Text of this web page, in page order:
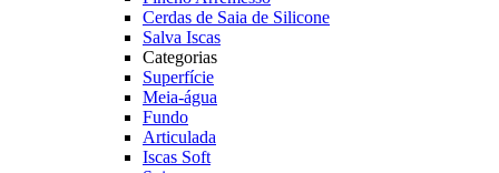
Cerdas de Saia de Silicone
Salva Iscas
Categorias
Superfície
Meia-água
Fundo
Articulada
Iscas Soft